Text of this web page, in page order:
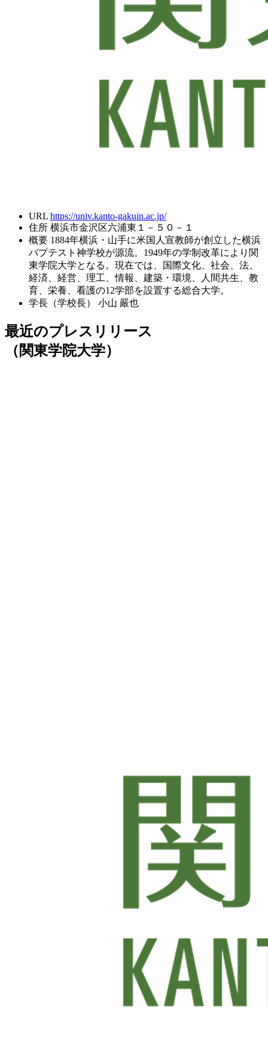
URL https://univ.kanto-gakuin.ac.jp/
住所 横浜市金沢区六浦東１－５０－１
概要 1884年横浜・山手に米国人宣教師が創立した横浜
バプテスト神学校が源流。1949年の学制改革により関
東学院大学となる。現在では、国際文化、社会、法、
経済、経営、理工、情報、建築・環境、人間共生、教
育、栄養、看護の12学部を設置する総合大学。
学長（学校長）
小山 嚴也
最近のプレスリリース
（関東学院大学）